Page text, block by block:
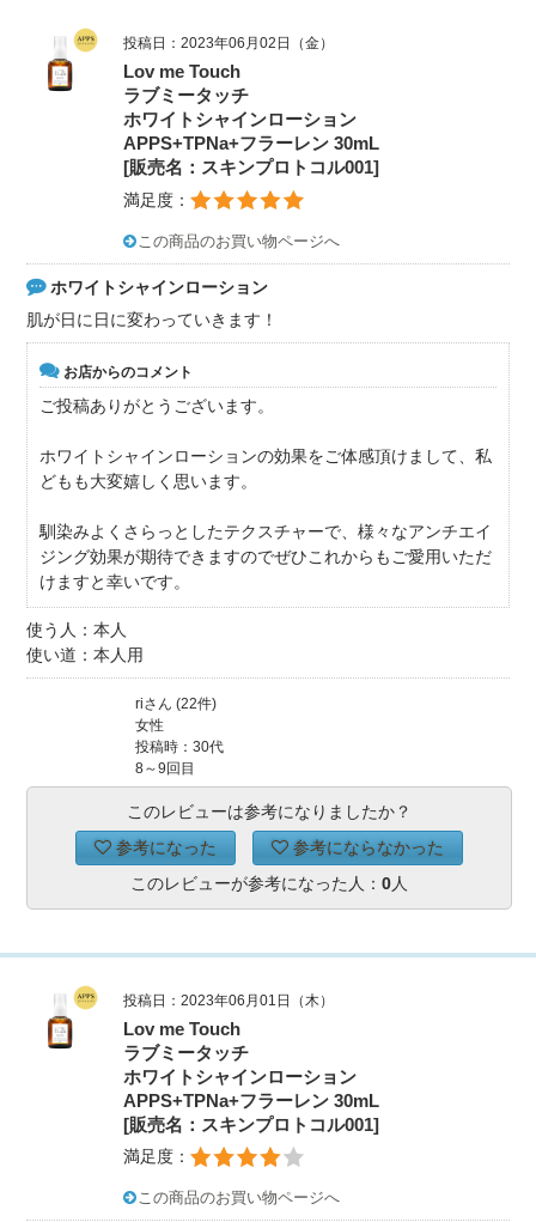
投稿日：2023年06月02日（金）
Lov me Touch
ラブミータッチ
ホワイトシャインローション
APPS+TPNa+フラーレン 30mL
[販売名：スキンプロトコル001]
満足度：
この商品のお買い物ページへ
ホワイトシャインローション
肌が日に日に変わっていきます！
お店からのコメント
ご投稿ありがとうございます。
ホワイトシャインローションの効果をご体感頂けまして、私
どもも大変嬉しく思います。
馴染みよくさらっとしたテクスチャーで、様々なアンチエイ
ジング効果が期待できますのでぜひこれからもご愛用いただ
けますと幸いです。
使う人：本人
使い道：本人用
riさん (22件)
女性
投稿時：30代
8～9回目
このレビューは参考になりましたか？
参考になった
参考にならなかった
このレビューが参考になった人： 0人
投稿日：2023年06月01日（木）
Lov me Touch
ラブミータッチ
ホワイトシャインローション
APPS+TPNa+フラーレン 30mL
[販売名：スキンプロトコル001]
満足度：
この商品のお買い物ページへ